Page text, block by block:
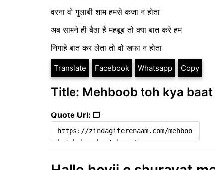
वरना वो गुलाबी शाम हमसे कजा न होता
अब सामने ही बैठा है महबूब तो क्या बात करे हम
निगाहे बात कर लेता तो वो खफा न होता
Translate Facebook Whatsapp Copy
Title: Mehboob toh kya baat
Quote Url: ❐